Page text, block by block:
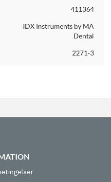
411364
IDX Instruments by MA
Dental
2271-3